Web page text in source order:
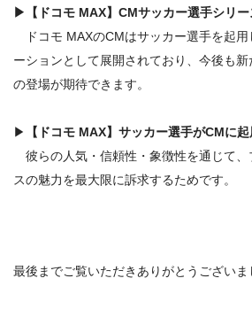
▶ 【ドコモ MAX】 CMサッカー選手シリ
ドコモ MAXのCMはサッカー選手を起用
ーションとして展開されており、今後も
の登場が期待できます。
▶ 【ドコモ MAX】 サッカー選手がCMに
彼らの人気・信頼性・象徴性を通じて、
スの魅力を最大限に訴求するためです。
最後までご覧いただきありがとうございま